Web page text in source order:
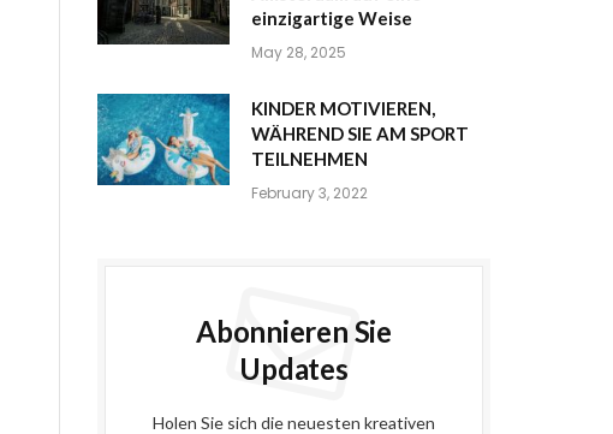
einzigartige Weise
May 28, 2025
KINDER MOTIVIEREN,
WÄHREND SIE AM SPORT
TEILNEHMEN
February 3, 2022
Abonnieren Sie
Updates
Holen Sie sich die neuesten kreativen